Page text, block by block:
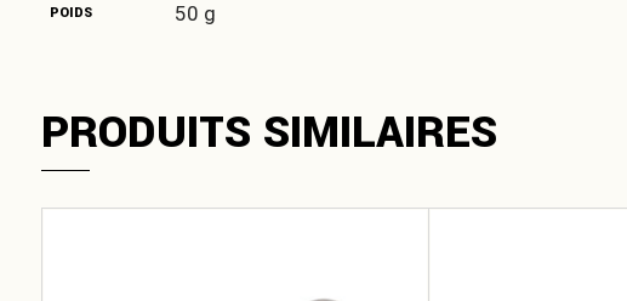
POIDS 50 g
PRODUITS SIMILAIRES